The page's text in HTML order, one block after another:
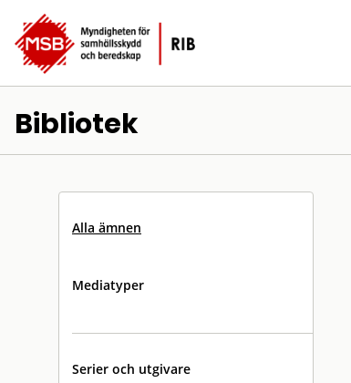
Bibliotek
Alla ämnen
Mediatyper
Serier och utgivare